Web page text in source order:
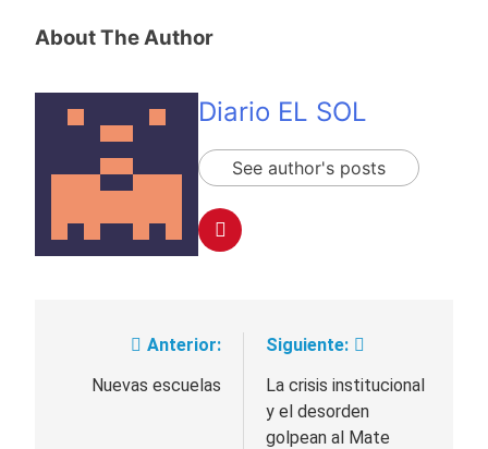
About The Author
Diario EL SOL
See author's posts
Navegación
Anterior:
Nuevas escuelas
Siguiente:
La crisis institucional
y el desorden
golpean al Mate